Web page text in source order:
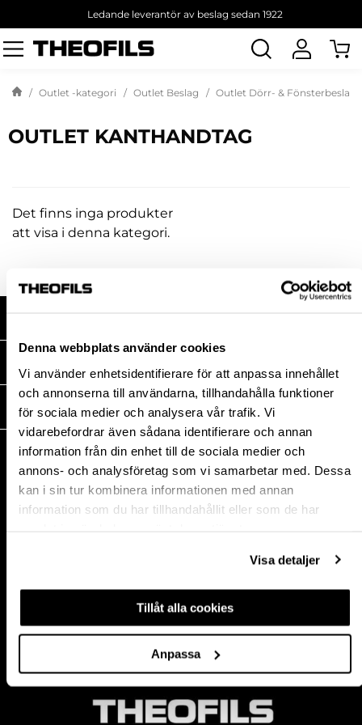
Denna webbplats använder cookies
Vi använder enhetsidentifierare för att anpassa innehållet
och annonserna till användarna, tillhandahålla funktioner
för sociala medier och analysera vår trafik. Vi
vidarebefordrar även sådana identifierare och annan
information från din enhet till de sociala medier och
annons- och analysföretag som vi samarbetar med. Dessa
kan i sin tur kombinera informationen med annan
information som du har tillhandahållit eller som de har
Visa detaljer
Tillåt alla cookies
Anpassa
Ledande leverantör av beslag sedan 1922
Sök
produkt
Outlet -kategori Outlet Beslag Outlet Dörr- & Fönsterbeslag
OUTLET KANTHANDTAG
Det finns inga produkter
att visa i denna kategori.
THEOFILS
KONTAKT
Postadress:
BOX 1009 551 11
Jönköping, Sweden
Tel:+46 (0)10-178 13 00
Org. nr 556154-8925